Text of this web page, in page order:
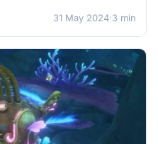
31 May 2024·3 min